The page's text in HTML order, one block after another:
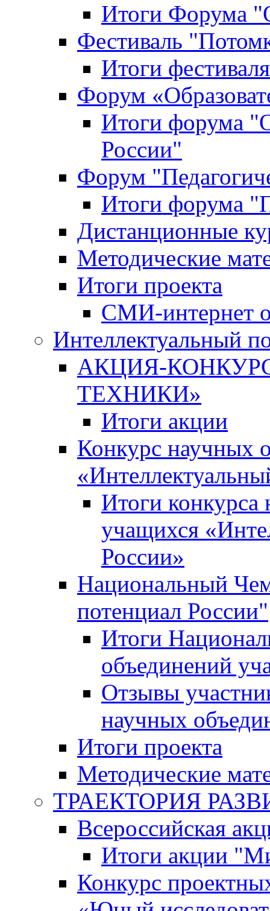
Итоги Форума
Фестиваль
Итоги
Форум
Итоги форума
России"
Форум
Итоги форума
Дистанционные
Методические
Итоги проекта
СМИ-интернет
Интеллектуальный
АКЦИЯ-
ТЕХНИКИ»
Итоги акции
Конкурс научных
Итоги
учащихся
России»
Национальный
потенциал России"
Итоги
объединений
Отзывы
научных
Итоги проекта
Методические
ТРАЕКТОРИЯ
Всероссийская
Итоги акции
Конкурс